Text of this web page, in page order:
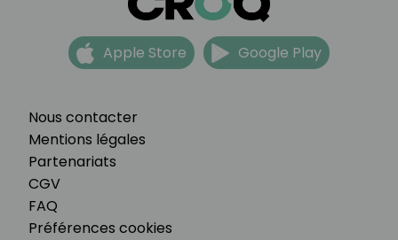
Nous contacter
Mentions légales
Partenariats
CGV
FAQ
Préférences cookies
Apple Store Google Play